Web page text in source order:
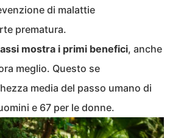
di malattie
prematura.
mostra i primi benefici, anche
meglio. Questo se
media del passo umano di
e 67 per le donne.